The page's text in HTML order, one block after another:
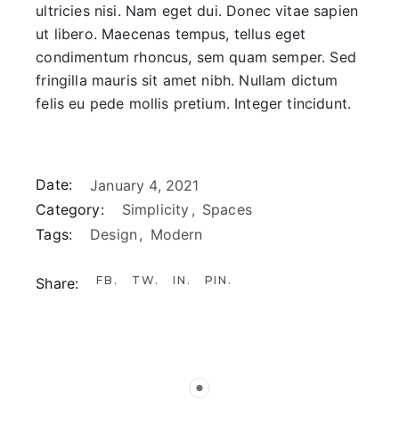
ultricies nisi. Nam eget dui. Donec vitae sapien
ut libero. Maecenas tempus, tellus eget
condimentum rhoncus, sem quam semper. Sed
fringilla mauris sit amet nibh. Nullam dictum
felis eu pede mollis pretium. Integer tincidunt.
Date:
January 4, 2021
Category:
Simplicity Spaces
Tags:
Design Modern
Share: FB TW IN PIN